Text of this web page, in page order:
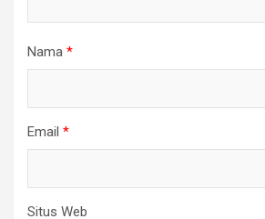
Nama *
Email *
Situs Web